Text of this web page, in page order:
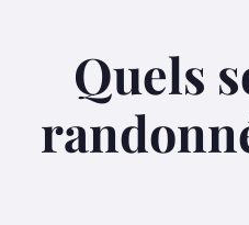
Quels